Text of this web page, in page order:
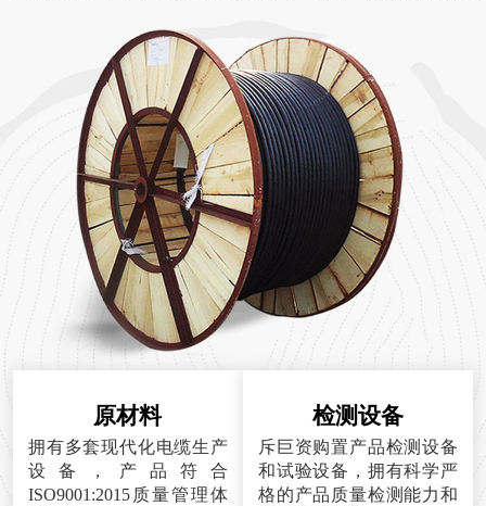
原材料
拥有多套现代化电缆生产
设备，产品符合
ISO9001:2015质量管理体
检测设备
斥巨资购置产品检测设备
和试验设备，拥有科学严
格的产品质量检测能力和